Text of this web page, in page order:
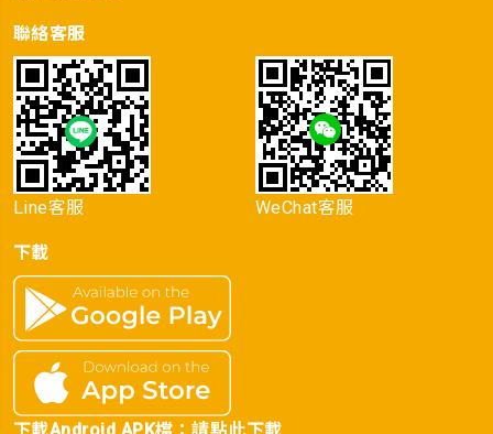
聯絡客服
Line客服 WeChat客服
下載